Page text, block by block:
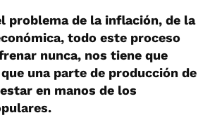
problema de la inflación, de la
todo este proceso
nunca, nos tiene que
una parte de producción de
en manos de los